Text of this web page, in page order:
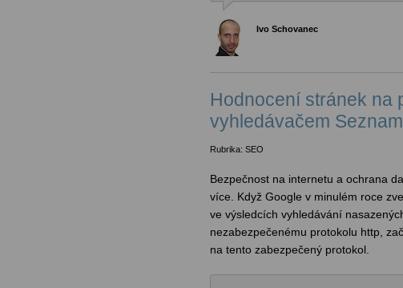
Ivo Schovanec
Hodnocení stránek na
vyhledávačem
Rubrika: SEO
Bezpečnost na internetu a ochrana
více. Když Google v minulém roce
ve výsledcích vyhledávání
nezabezpečenému protokolu http,
na tento zabezpečený protokol.